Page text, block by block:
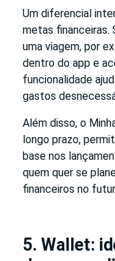
Um diferencial
metas financeiras.
uma viagem, por
dentro do app e
funcionalidade
gastos
Além disso, o
longo prazo,
base nos
quem quer se
financeiros no
5. Wallet: